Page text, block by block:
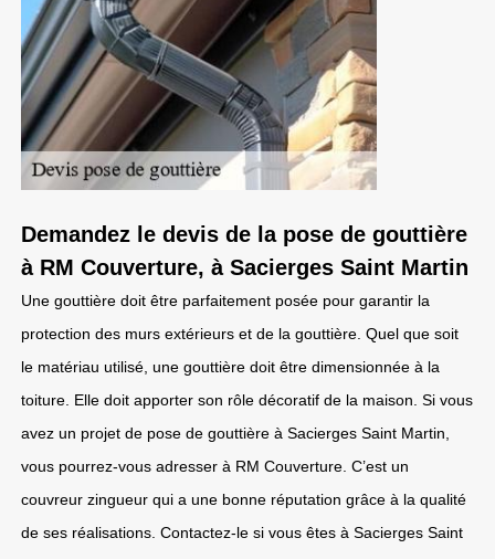
Demandez le devis de la pose de gouttière
à RM Couverture, à Sacierges Saint Martin
Une gouttière doit être parfaitement posée pour garantir la
protection des murs extérieurs et de la gouttière. Quel que soit
le matériau utilisé, une gouttière doit être dimensionnée à la
toiture. Elle doit apporter son rôle décoratif de la maison. Si vous
avez un projet de pose de gouttière à Sacierges Saint Martin,
vous pourrez-vous adresser à RM Couverture. C’est un
couvreur zingueur qui a une bonne réputation grâce à la qualité
de ses réalisations. Contactez-le si vous êtes à Sacierges Saint